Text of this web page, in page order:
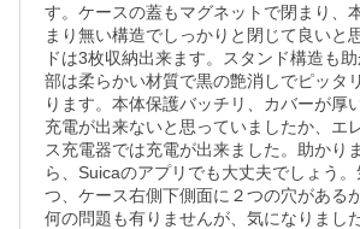
す。ケースの蓋もマグネットで閉まり、
まり無い構造でしっかりと閉じて良いと
ドは3枚収納出来ます。スタンド構造も
部は柔らかい材質で黒の艶消しでピッタ
ります。本体保護バッチリ、カバーが厚
充電が出来ないと思っていましたか、エ
ス充電器では充電が出来ました。助かり
ら、Suicaのアプリでも大丈夫でしょう。
つ、ケース右側下側面に２つの穴がある
何の問題も有りませんが、気になりまし